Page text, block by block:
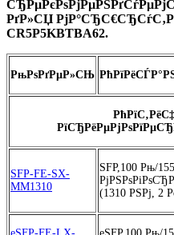
РґР»СЏ
CR5P5KBTBA62.
РњРѕРґРµР»СЊ
SFP-FE-SX-
MM1310
SFP,100 Рњ/
(1310 РЅРј, 2